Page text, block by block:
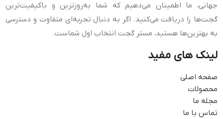
جهانی، ما اطمینان می‌دهیم که شما به‌روزترین و باکیفیت‌ترین
گجت‌ها را دریافت می‌کنید. اگر به دنبال تجربه‌ای متفاوت و دسترسی
به بهترین‌ها هستید، مستر گجت انتخاب اول شماست.
لینک های مفید
صفحه اصلی
محصولات
مجله ما
تماس با ما